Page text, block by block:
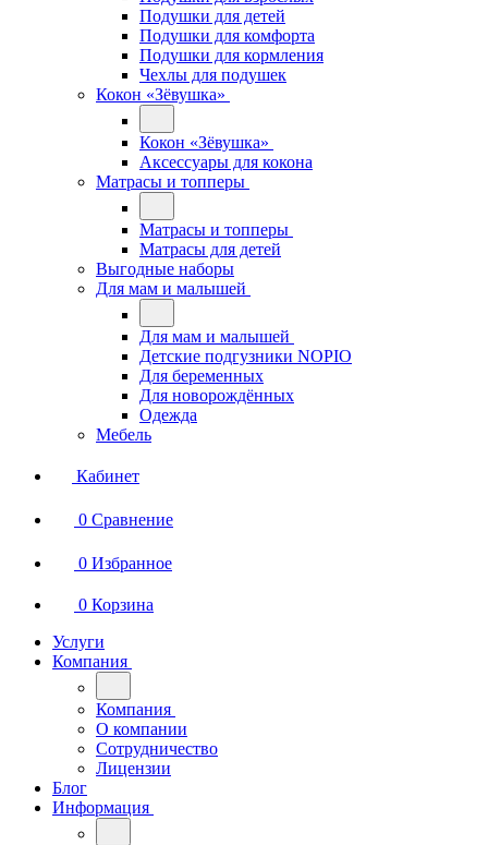
Подушки для детей
Подушки для комфорта
Подушки для кормления
Чехлы для подушек
Кокон «Зёвушка»
Кокон «Зёвушка»
Аксессуары для кокона
Матрасы и топперы
Матрасы и топперы
Матрасы для детей
Выгодные наборы
Для мам и малышей
Для мам и малышей
Детские подгузники NOPIO
Для беременных
Для новорождённых
Одежда
Мебель
Кабинет
0 Сравнение
0 Избранное
0 Корзина
Услуги
Компания
Компания
О компании
Сотрудничество
Лицензии
Блог
Информация